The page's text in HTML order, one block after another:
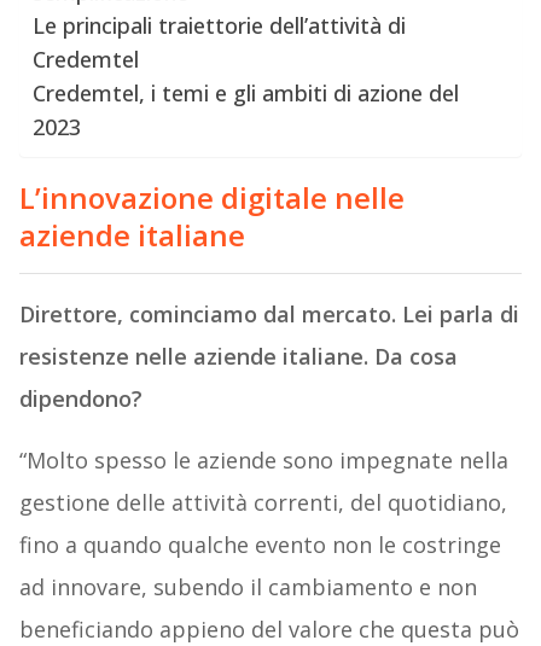
Le principali traiettorie dell’attività di
Credemtel
Credemtel, i temi e gli ambiti di azione del
2023
L’innovazione digitale nelle
aziende italiane
Direttore, cominciamo dal mercato. Lei parla di
resistenze nelle aziende italiane. Da cosa
dipendono?
“Molto spesso le aziende sono impegnate nella
gestione delle attività correnti, del quotidiano,
fino a quando qualche evento non le costringe
ad innovare, subendo il cambiamento e non
beneficiando appieno del valore che questa può